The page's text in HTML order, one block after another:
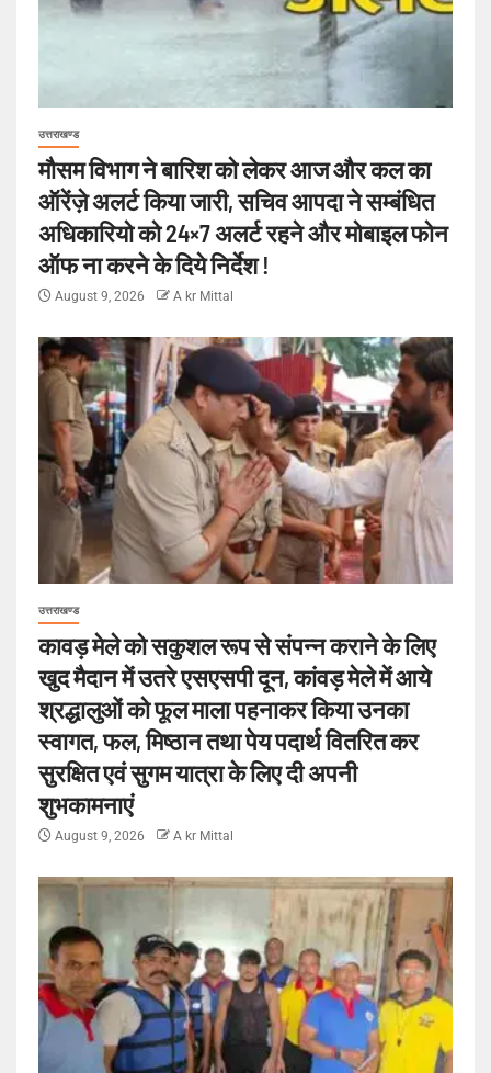
उत्तराखण्ड
मौसम विभाग ने बारिश को लेकर आज और कल का
ऑरेंज़े अलर्ट किया जारी, सचिव आपदा ने सम्बंधित
अधिकारियो को 24×7 अलर्ट रहने और मोबाइल फोन
ऑफ ना करने के दिये निर्देश !
August 9, 2026 A kr Mittal
उत्तराखण्ड
कावड़ मेले को सकुशल रूप से संपन्न कराने के लिए
खुद मैदान में उतरे एसएसपी दून, कांवड़ मेले में आये
श्रद्धालुओं को फूल माला पहनाकर किया उनका
स्वागत, फल, मिष्ठान तथा पेय पदार्थ वितरित कर
सुरक्षित एवं सुगम यात्रा के लिए दी अपनी
शुभकामनाएं
August 9, 2026 A kr Mittal